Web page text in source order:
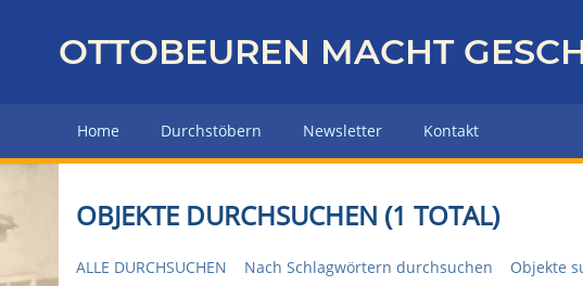
z
r
H
OTTOBEUREN MACHT
Home Durchstöbern Newsletter Kontakt
OBJEKTE DURCHSUCHEN (1 TOTAL)
ALLE DURCHSUCHEN Nach Schlagwörtern durchsuchen Objekte